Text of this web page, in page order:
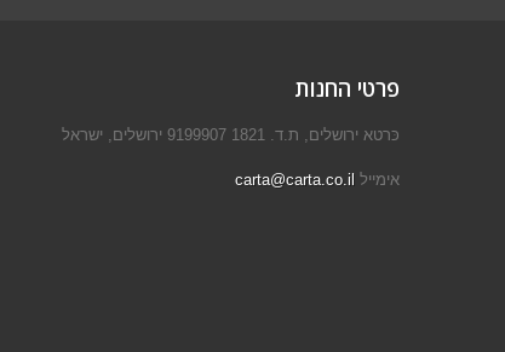
פרטי החנות
כּרטא ירושלים, ת.ד. 1821 9199907 ירושלים, ישראל
אימייל carta@carta.co.il